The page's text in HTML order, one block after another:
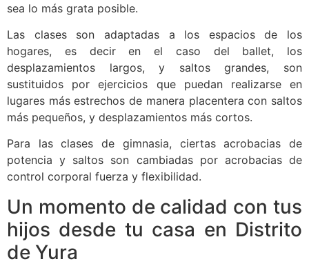
sea lo más grata posible.
Las clases son adaptadas a los espacios de los
hogares, es decir en el caso del ballet, los
desplazamientos largos, y saltos grandes, son
sustituidos por ejercicios que puedan realizarse en
lugares más estrechos de manera placentera con saltos
más pequeños, y desplazamientos más cortos.
Para las clases de gimnasia, ciertas acrobacias de
potencia y saltos son cambiadas por acrobacias de
control corporal fuerza y flexibilidad.
Un momento de calidad con tus
hijos desde tu casa en Distrito
de Yura